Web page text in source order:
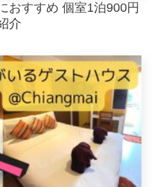
おすすめ 個室1泊900円
介